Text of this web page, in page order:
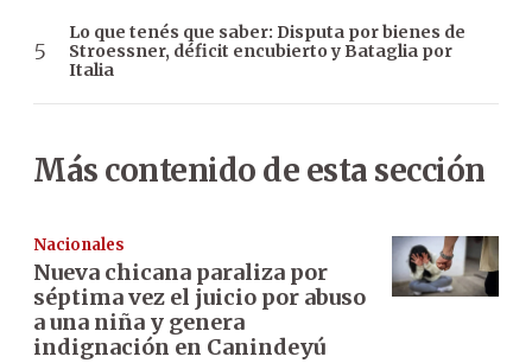
Lo que tenés que saber: Disputa por bienes de
Stroessner, déficit encubierto y Bataglia por
Italia
Más contenido de esta sección
Nacionales
Nueva chicana paraliza por
séptima vez el juicio por abuso
a una niña y genera
indignación en Canindeyú